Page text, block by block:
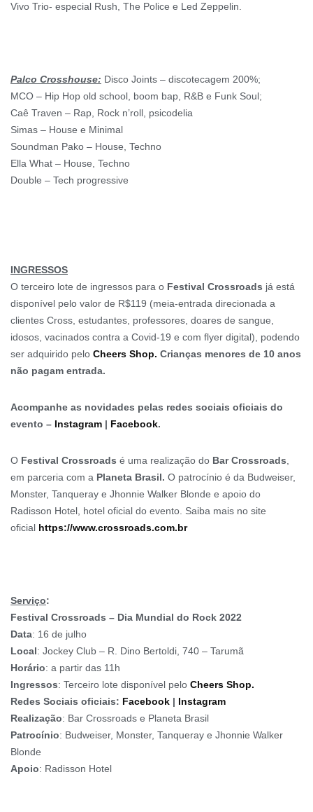
Vivo Trio- especial Rush, The Police e Led Zeppelin.
Palco Crosshouse: Disco Joints – discotecagem 200%;
MCO – Hip Hop old school, boom bap, R&B e Funk Soul;
Caê Traven – Rap, Rock n’roll, psicodelia
Simas – House e Minimal
Soundman Pako – House, Techno
Ella What – House, Techno
Double – Tech progressive
INGRESSOS
O terceiro lote de ingressos para o Festival Crossroads já está
disponível pelo valor de R$119 (meia-entrada direcionada a
clientes Cross, estudantes, professores, doares de sangue,
idosos, vacinados contra a Covid-19 e com flyer digital), podendo
ser adquirido pelo Cheers Shop. Crianças menores de 10 anos
não pagam entrada.
Acompanhe as novidades pelas redes sociais oficiais do
evento – Instagram | Facebook.
O Festival Crossroads é uma realização do Bar Crossroads
em parceria com a Planeta Brasil. O patrocínio é da Budweiser,
Monster, Tanqueray e Jhonnie Walker Blonde e apoio do
Radisson Hotel, hotel oficial do evento. Saiba mais no site
oficial https://www.crossroads.com.br
Serviço:
Festival Crossroads – Dia Mundial do Rock 2022
Data: 16 de julho
Local: Jockey Club – R. Dino Bertoldi, 740 – Tarumã
Horário: a partir das 11h
Ingressos: Terceiro lote disponível pelo Cheers Shop.
Redes Sociais oficiais: Facebook | Instagram
Realização: Bar Crossroads e Planeta Brasil
Patrocínio: Budweiser, Monster, Tanqueray e Jhonnie Walker
Blonde
Apoio: Radisson Hotel